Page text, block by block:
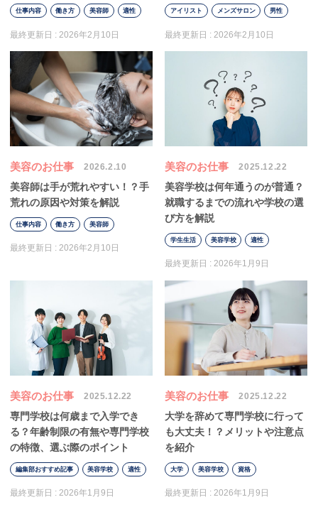
仕事内容 働き方 美容師 適性
最終更新日 : 2026年2月10日
アイリスト メンズサロン 男性
最終更新日 : 2026年2月10日
美容のお仕事 2026.2.10
美容師は手が荒れやすい！？手
荒れの原因や対策を解説
仕事内容 働き方 美容師
最終更新日 : 2026年2月10日
美容のお仕事 2025.12.22
美容学校は何年通うのが普通？
就職するまでの流れや学校の選
び方を解説
学生生活 美容学校 適性
最終更新日 :2026年1月9日
美容のお仕事 2025.12.22
専門学校は何歳まで入学でき
る？年齢制限の有無や専門学校
の特徴、選ぶ際のポイント
編集部おすすめ記事 美容学校 適性
最終更新日 : 2026年1月9日
美容のお仕事 2025.12.22
大学を辞めて専門学校に行って
も大丈夫！？メリットや注意点
を紹介
大学 美容学校 資格
最終更新日 :2026年1月9日